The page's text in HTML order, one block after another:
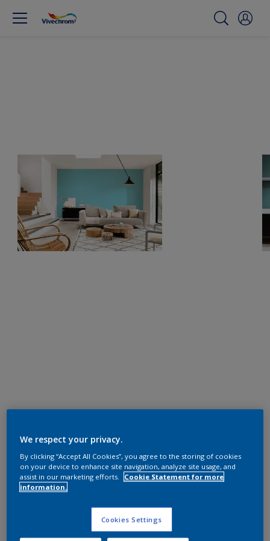
We respect your privacy.
By clicking “Accept All Cookies”, you agree to the storing of cookies
on your device to enhance site navigation, analyze site usage, and
assist in our marketing efforts.
Cookie Statement for more
information.
Cookies Settings